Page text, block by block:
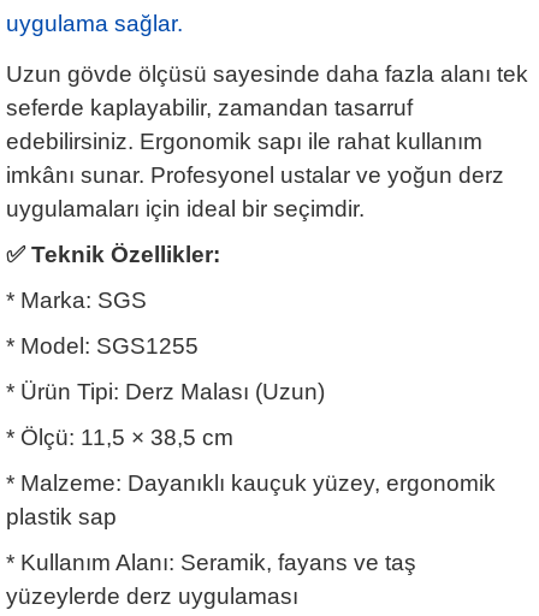
uygulama sağlar.
Uzun gövde ölçüsü sayesinde daha fazla alanı tek
seferde kaplayabilir, zamandan tasarruf
edebilirsiniz. Ergonomik sapı ile rahat kullanım
imkânı sunar. Profesyonel ustalar ve yoğun derz
uygulamaları için ideal bir seçimdir.
✅Teknik Özellikler:
* Marka: SGS
* Model: SGS1255
* Ürün Tipi: Derz Malası (Uzun)
* Ölçü: 11,5 × 38,5 cm
* Malzeme: Dayanıklı kauçuk yüzey, ergonomik
plastik sap
* Kullanım Alanı: Seramik, fayans ve taş
yüzeylerde derz uygulaması